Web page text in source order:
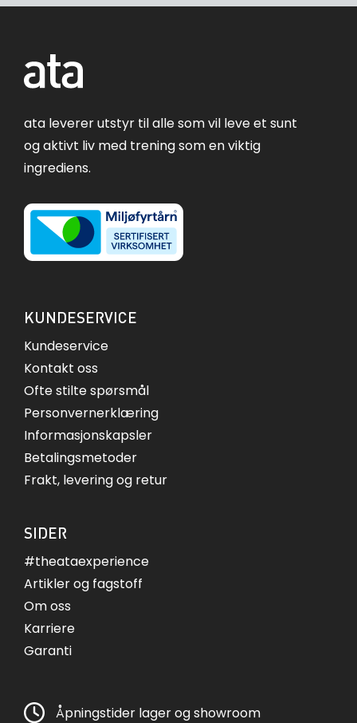
ata leverer utstyr til alle som vil leve et sunt
og aktivt liv med trening som en viktig
ingrediens.
KUNDESERVICE
Kundeservice
Kontakt oss
Ofte stilte spørsmål
Personvernerklæring
Informasjonskapsler
Betalingsmetoder
Frakt, levering og retur
SIDER
#theataexperience
Artikler og fagstoff
Om oss
Karriere
Garanti
Åpningstider lager og showroom